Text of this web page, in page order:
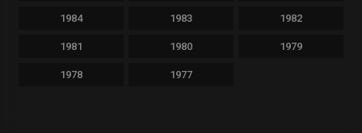
1984 1983 1982
1981 1980 1979
1978 1977